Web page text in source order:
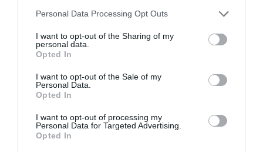
Personal Data Processing Opt Outs
I want to opt-out of the Sharing of my
personal data.
Opted In
I want to opt-out of the Sale of my
Personal Data.
Opted In
I want to opt-out of processing my
Personal Data for Targeted Advertising.
Opted In
Φορσάιθ ενώ τo Life in Progress ολοκληρώθηκε με την
τέταρτη χορογραφία, το “Bye” του Σουηδού Ματς Εκ,
που είχαμε απολαύσει και στην προηγούμενη εμφάνιση
της γαλλίδας χορεύτριας στο
Πρόκειται για ένα σόλο πάνω στην τελευταία σονάτα
για πιάνο του Μπετόβεν – την Νο 32 σε ντο ελάσσονα,
αποχαιρέτησε με τον πιο συγκινητικό τρόπο
κλείνοντας το μάτι στον, αδυσώπητο μεν γοητευτικό